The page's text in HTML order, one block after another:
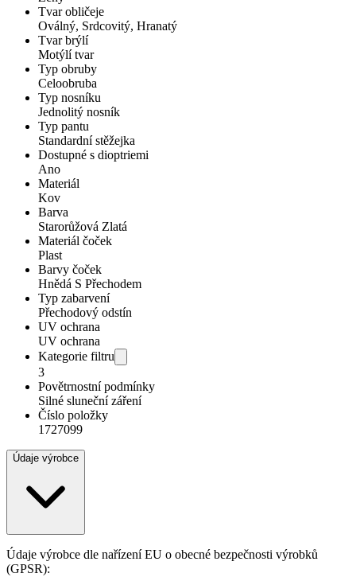
Tvar obličeje
Oválný, Srdcovitý, Hranatý
Tvar brýlí
Motýlí tvar
Typ obruby
Celoobruba
Typ nosníku
Jednolitý nosník
Typ pantu
Standardní stěžejka
Dostupné s dioptriemi
Ano
Materiál
Kov
Barva
Starorůžová Zlatá
Materiál čoček
Plast
Barvy čoček
Hnědá S Přechodem
Typ zabarvení
Přechodový odstín
UV ochrana
UV ochrana
Kategorie filtru
3
Povětrnostní podmínky
Silné sluneční záření
Číslo položky
1727099
Údaje výrobce
Údaje výrobce dle nařízení EU o obecné bezpečnosti výrobků
(GPSR):